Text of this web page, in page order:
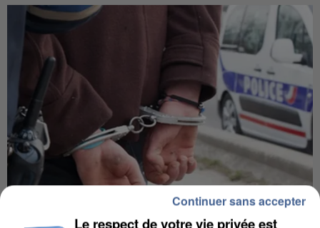
Le respect de votre vie privée est
Continuer sans accepter